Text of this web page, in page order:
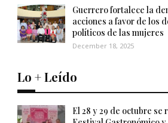
Guerrero fortalece la
acciones a favor de los
políticos de las mujeres
December 18, 2025
Lo + Leído
El 28 y 29 de octubre se